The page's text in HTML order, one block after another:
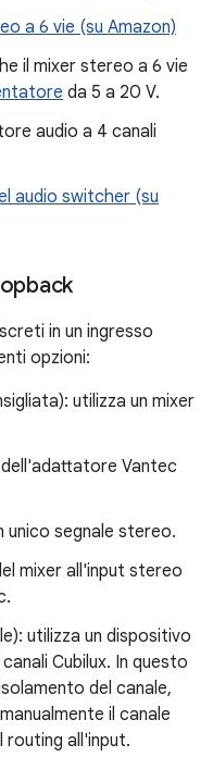
a 6 vie (su Amazon)
il mixer stereo a 6 vie
da 5 a 20 V.
audio a 4 canali
audio switcher (su
in un ingresso
opzioni:
utilizza un mixer
dell'adattatore Vantec
unico segnale stereo.
mixer all'input stereo
utilizza un dispositivo
Cubilux. In questo
del canale,
il canale
routing all'input.